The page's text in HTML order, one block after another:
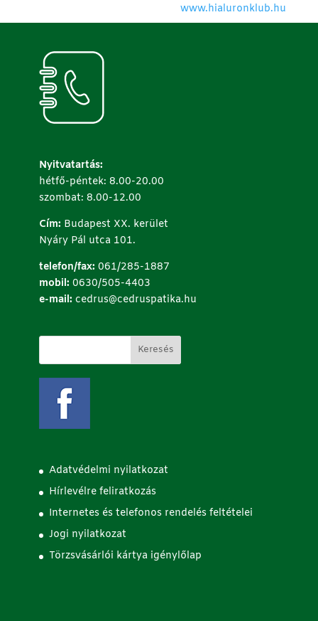
www.hialuronklub.hu
Nyitvatartás:
hétfő-péntek: 8.00-20.00
szombat: 8.00-12.00
Cím: Budapest XX. kerület
Nyáry Pál utca 101.
telefon/fax: 061/285-1887
mobil: 0630/505-4403
e-mail: cedrus@cedruspatika.hu
Adatvédelmi nyilatkozat
Hírlevélre feliratkozás
Internetes és telefonos rendelés feltételei
Jogi nyilatkozat
Törzsvásárlói kártya igénylőlap